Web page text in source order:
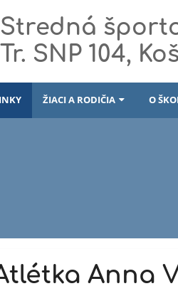
Stredná
Tr. SNP 104,
ŽIACI A RODIČIA O
Anna